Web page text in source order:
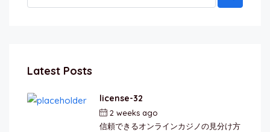
Latest Posts
license-32
2 weeks ago
信頼できるオンラインカジノの見分け方